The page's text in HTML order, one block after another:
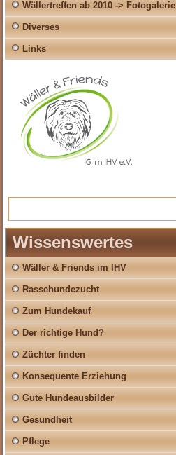
Wällertreffen ab 2010 -> Fotogalerie
Diverses
Links
Wissenswertes
Wäller & Friends im IHV
Rassehundezucht
Zum Hundekauf
Der richtige Hund?
Züchter finden
Konsequente Erziehung
Gute Hundeausbilder
Gesundheit
Pflege